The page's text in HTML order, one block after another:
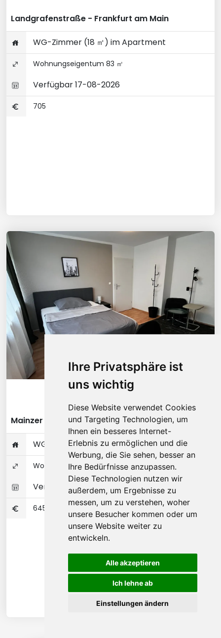
Ihre Privatsphäre ist
uns wichtig
Diese Website verwendet Cookies
und Targeting Technologien, um
Ihnen ein besseres Internet-
Erlebnis zu ermöglichen und die
Werbung, die Sie sehen, besser an
Ihre Bedürfnisse anzupassen.
Diese Technologien nutzen wir
außerdem, um Ergebnisse zu
messen, um zu verstehen, woher
unsere Besucher kommen oder um
unsere Website weiter zu
entwickeln.
Alle akzeptieren
Ich lehne ab
Einstellungen ändern
Landgrafenstraße - Frankfurt am Main
WG-Zimmer (18 ㎡) im Apartment
Wohnungseigentum 83 ㎡
Verfügbar 17-08-2026
705
Diese Wohnung ansehen
Mainzer Landstraße - Frankfurt am Main
WG-Zimmer (18 ㎡) im Apartment
Wohnungseigentum 70 ㎡
Verfügbar 01-11-2026
645